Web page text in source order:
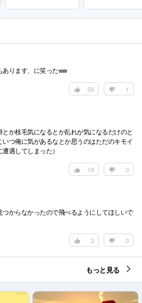
ります、に笑ったww
1
56
か枝毛気になるとか乱れが気になるだけのと
つ俺に気があるなとか思うのはただのキモイ
遇してしまった）
0
18
からなかったので飛べるようにしてほしいで
0
2
もっと見る